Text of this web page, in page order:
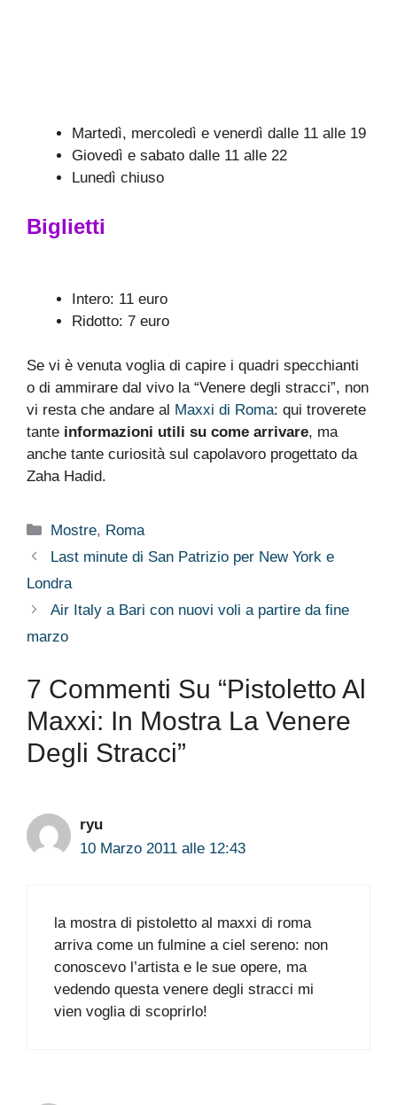
Martedì, mercoledì e venerdì dalle 11 alle 19
Giovedì e sabato dalle 11 alle 22
Lunedì chiuso
Biglietti
Intero: 11 euro
Ridotto: 7 euro
Se vi è venuta voglia di capire i quadri specchianti
o di ammirare dal vivo la “Venere degli stracci”, non
vi resta che andare al Maxxi di Roma: qui troverete
tante informazioni utili su come arrivare, ma
anche tante curiosità sul capolavoro progettato da
Zaha Hadid.
Categorie
Mostre, Roma
Last minute di San Patrizio per New York e
Londra
Air Italy a Bari con nuovi voli a partire da fine
marzo
7 Commenti Su “Pistoletto Al
Maxxi: In Mostra La Venere
Degli Stracci”
ryu
10 Marzo 2011 alle 12:43
la mostra di pistoletto al maxxi di roma
arriva come un fulmine a ciel sereno: non
conoscevo l’artista e le sue opere, ma
vedendo questa venere degli stracci mi
vien voglia di scoprirlo!